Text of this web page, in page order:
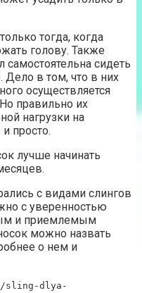
тогда, когда
голову. Также
сидеть
Дело в том, что в них
осуществляется
правильно их
нагрузки на
просто.
лучше начинать
с видами слингов
с уверенностью
и приемлемым
можно назвать
о нем и
sling-dlya-